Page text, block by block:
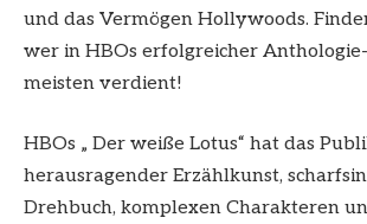
und das Vermögen Hollywoods.
wer in HBOs erfolgreicher
meisten verdient!
HBOs „ Der weiße Lotus“ hat das
herausragender Erzählkunst,
Drehbuch, komplexen Charakteren